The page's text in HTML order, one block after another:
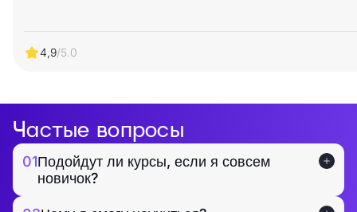
4,9/5.0
Частые вопросы
01Подойдут ли курсы, если я совсем
новичок?